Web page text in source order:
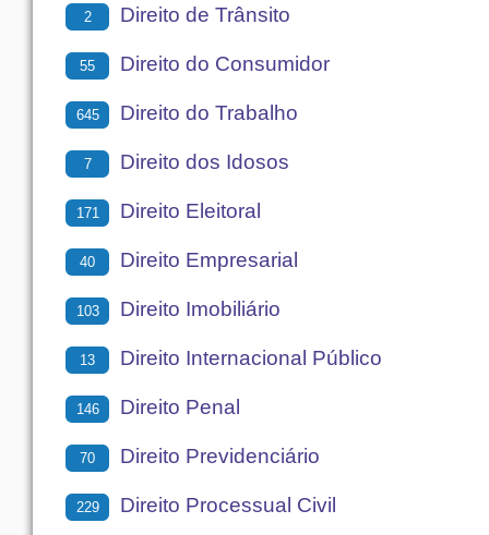
2 Direito de Trânsito
55 Direito do Consumidor
645 Direito do Trabalho
7 Direito dos Idosos
171 Direito Eleitoral
40 Direito Empresarial
103 Direito Imobiliário
13 Direito Internacional Público
146 Direito Penal
70 Direito Previdenciário
229 Direito Processual Civil